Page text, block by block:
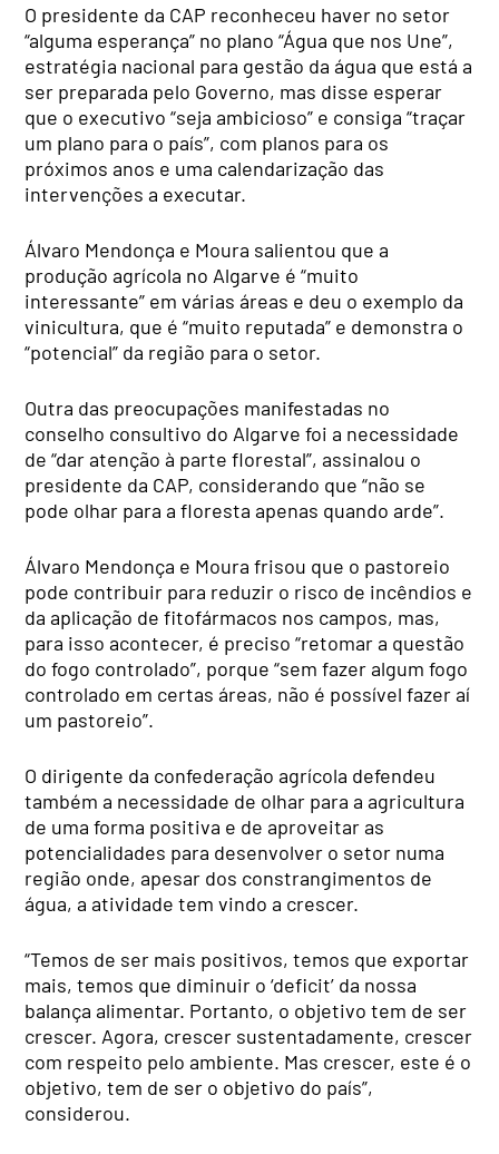
O presidente da CAP reconheceu haver no setor
“alguma esperança” no plano “Água que nos Une”,
estratégia nacional para gestão da água que está a
ser preparada pelo Governo, mas disse esperar
que o executivo “seja ambicioso” e consiga “traçar
um plano para o país”, com planos para os
próximos anos e uma calendarização das
intervenções a executar.
Álvaro Mendonça e Moura salientou que a
produção agrícola no Algarve é “muito
interessante” em várias áreas e deu o exemplo da
vinicultura, que é “muito reputada” e demonstra o
“potencial” da região para o setor.
Outra das preocupações manifestadas no
conselho consultivo do Algarve foi a necessidade
de “dar atenção à parte florestal”, assinalou o
presidente da CAP, considerando que “não se
pode olhar para a floresta apenas quando arde”.
Álvaro Mendonça e Moura frisou que o pastoreio
pode contribuir para reduzir o risco de incêndios e
da aplicação de fitofármacos nos campos, mas,
para isso acontecer, é preciso “retomar a questão
do fogo controlado”, porque “sem fazer algum fogo
controlado em certas áreas, não é possível fazer aí
um pastoreio”.
O dirigente da confederação agrícola defendeu
também a necessidade de olhar para a agricultura
de uma forma positiva e de aproveitar as
potencialidades para desenvolver o setor numa
região onde, apesar dos constrangimentos de
água, a atividade tem vindo a crescer.
“Temos de ser mais positivos, temos que exportar
mais, temos que diminuir o ‘deficit’ da nossa
balança alimentar. Portanto, o objetivo tem de ser
crescer. Agora, crescer sustentadamente, crescer
com respeito pelo ambiente. Mas crescer, este é o
objetivo, tem de ser o objetivo do país”,
considerou.